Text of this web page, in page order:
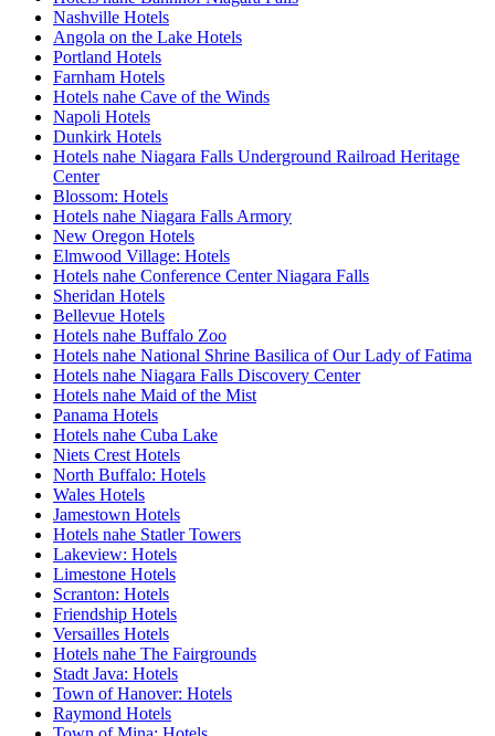
Nashville Hotels
Angola on the Lake Hotels
Portland Hotels
Farnham Hotels
Hotels nahe Cave of the Winds
Napoli Hotels
Dunkirk Hotels
Hotels nahe Niagara Falls Underground Railroad Heritage
Center
Blossom: Hotels
Hotels nahe Niagara Falls Armory
New Oregon Hotels
Elmwood Village: Hotels
Hotels nahe Conference Center Niagara Falls
Sheridan Hotels
Bellevue Hotels
Hotels nahe Buffalo Zoo
Hotels nahe National Shrine Basilica of Our Lady of Fatima
Hotels nahe Niagara Falls Discovery Center
Hotels nahe Maid of the Mist
Panama Hotels
Hotels nahe Cuba Lake
Niets Crest Hotels
North Buffalo: Hotels
Wales Hotels
Jamestown Hotels
Hotels nahe Statler Towers
Lakeview: Hotels
Limestone Hotels
Scranton: Hotels
Friendship Hotels
Versailles Hotels
Hotels nahe The Fairgrounds
Stadt Java: Hotels
Town of Hanover: Hotels
Raymond Hotels